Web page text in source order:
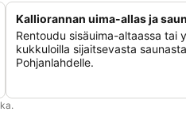
Kalliorannan uima-allas ja
Rentoudu sisäuima-altaassa tai
kukkuloilla sijaitsevasta
Pohjanlahdelle.